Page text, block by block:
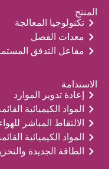
المنتج
تكنولوجيا المعالجة
معدات الفصل
مفاعل التدفق
الاستدامة
إعادة تدوير الموارد
المواد الكيميائية
الالتقاط المباشر
المواد الكيميائية
الطاقة الجديدة